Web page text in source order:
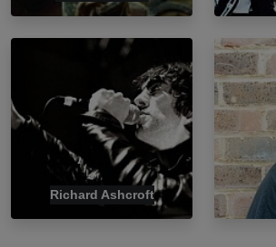
Richard Ashcroft